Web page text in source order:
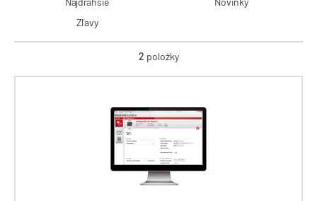
Zľavy
2 položky